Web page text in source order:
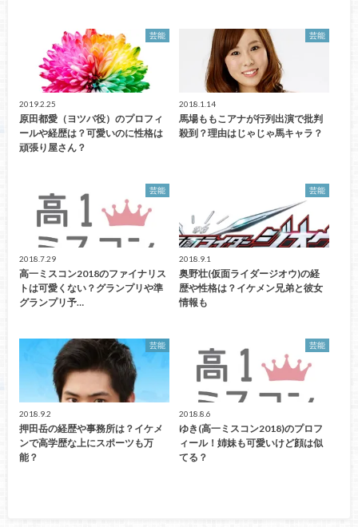
芸能
2019.2.25
原田都愛（ヨツバ役）のプロフィ
ールや経歴は？可愛いのに性格は
頑張り屋さん？
芸能
2018.1.14
馬場ももこアナが行列出演で批判
殺到？理由はじゃじゃ馬キャラ？
芸能
2018.7.29
高一ミスコン2018のファイナリス
トは可愛くない？グランプリや準
グランプリ予…
芸能
2018.9.1
奥野壮(仮面ライダージオウ)の経
歴や性格は？イケメン兄弟と彼女
情報も
芸能
2018.9.2
押田岳の経歴や事務所は？イケメ
ンで高学歴な上にスポーツも万
能？
芸能
2018.8.6
ゆき(高一ミスコン2018)のプロフ
ィール！姉妹も可愛いけど顔は似
てる？